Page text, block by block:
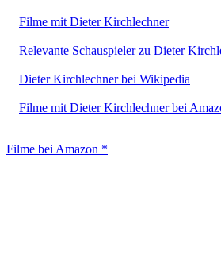
Filme mit Dieter Kirchlechner
Relevante Schauspieler zu Dieter
Dieter Kirchlechner bei Wikipedia
Filme mit Dieter Kirchlechner bei
Filme bei Amazon *